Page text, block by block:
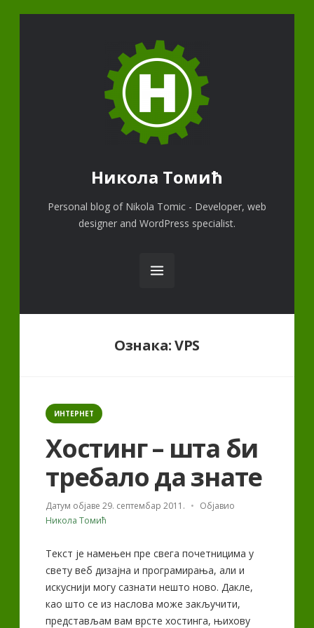
Никола Томић
Personal blog of Nikola Tomic - Developer, web
designer and WordPress specialist.
Ознака:VPS
Categories
ИНТЕРНЕТ
Хостинг – шта би
требало да знате
Датум објаве29. септембар 2011.
Објавио
Никола Томић
Текст је намењен пре свега почетницима у
свету веб дизајна и програмирања, али и
искуснији могу сазнати нешто ново. Дакле,
као што се из наслова може закључити,
представљам вам врсте хостинга, њихову